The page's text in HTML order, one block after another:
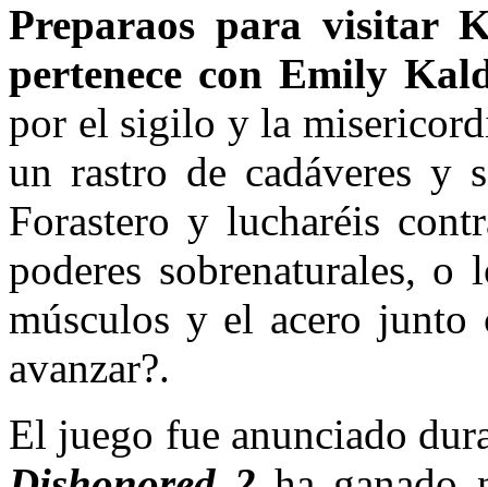
Preparaos para visitar
pertenece con Emily
por el sigilo y la
un rastro de cadáveres y
Forastero y lucharéis
poderes sobrenaturales,
músculos y el acero
avanzar?.
El juego fue anunciado